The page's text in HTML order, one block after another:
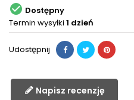
 Dostępny
Termin wysyłki 1 dzień
Udostępnij
Napisz recenzję